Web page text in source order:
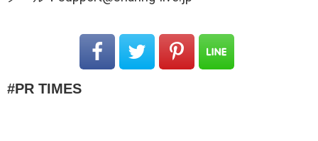
PR TIMES